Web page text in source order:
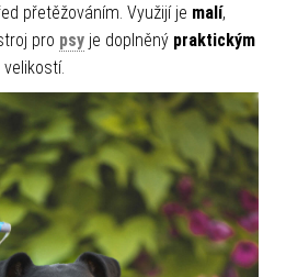
přetěžováním. Využijí je malí,
pro psy je doplněný praktickým